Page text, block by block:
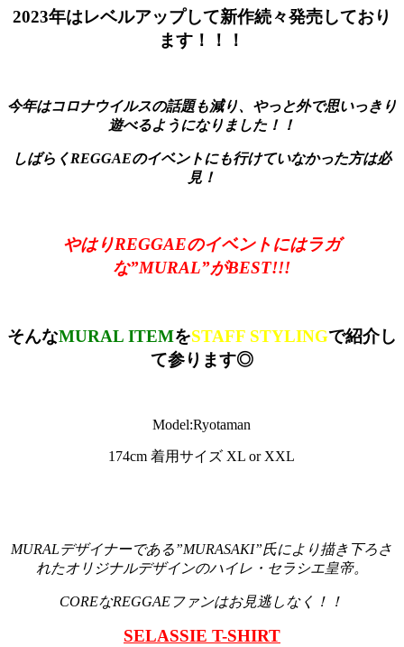
2023年はレベルアップして新作続々発売しており
ます！！！
今年はコロナウイルスの話題も減り、やっと外で思いっきり
遊べるようになりました！！
しばらくREGGAEのイベントにも行けていなかった方は必
見！
やはりREGGAEのイベントにはラガ
な”MURAL”がBEST!!!
そんなMURAL ITEMをSTAFF STYLINGで紹介し
て参ります◎
Model:Ryotaman
174cm 着用サイズ XL or XXL
MURALデザイナーである”MURASAKI”氏により描き下ろさ
れたオリジナルデザインのハイレ・セラシエ皇帝。
COREなREGGAEファンはお見逃しなく！！
SELASSIE T-SHIRT